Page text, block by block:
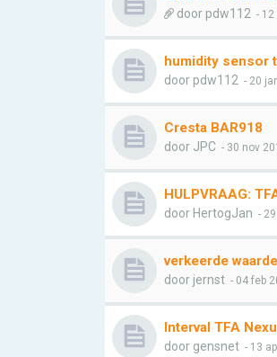
door pdw112 -
humidity sensor
doorpdw112 - 20
Cresta BAR918
door JPC - 30 nov
HULPVRAAG:
door HertogJan -
verkeerde
door jernst - 04 feb
Interval TFA
door gensnet - 13